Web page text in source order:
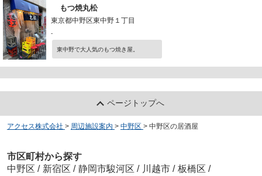
もつ焼丸松
東京都中野区東中野１丁目
-
東中野で大人気のもつ焼き屋。
ページトップへ
アクセス株式会社 > 周辺施設案内 > 中野区 > 中野区の居酒屋
市区町村から探す
中野区 / 新宿区 / 静岡市駿河区 / 川越市 / 板橋区 /